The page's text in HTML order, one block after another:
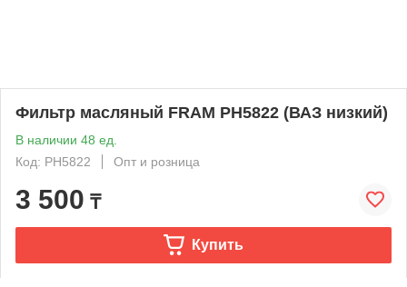
Фильтр масляный FRAM PH5822 (ВАЗ низкий)
В наличии 48 ед.
Код: PH5822
Опт и розница
3 500 ₸
Купить